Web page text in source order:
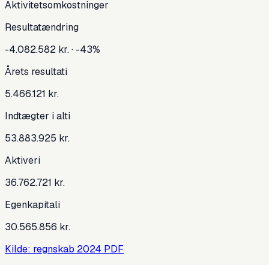
Aktivitetsomkostninger
Resultatændring
-4.082.582 kr.· -43%
Årets resultati
5.466.121 kr.
Indtægter i alti
53.883.925 kr.
Aktiveri
36.762.721 kr.
Egenkapitali
30.565.856 kr.
Kilde: regnskab 2024 PDF